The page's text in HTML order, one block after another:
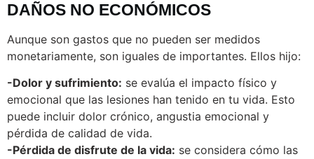
DAÑOS NO ECONÓMICOS
Aunque son gastos que no pueden ser medidos
monetariamente, son iguales de importantes. Ellos hijo:
-Dolor y sufrimiento: se evalúa el impacto físico y
emocional que las lesiones han tenido en tu vida. Esto
puede incluir dolor crónico, angustia emocional y
pérdida de calidad de vida.
-Pérdida de disfrute de la vida: se considera cómo las